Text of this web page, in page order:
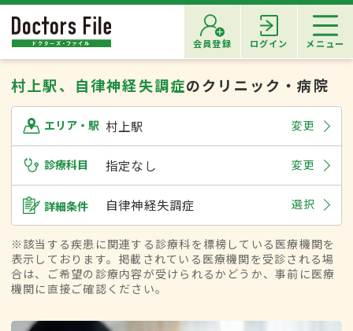
会員登録 ログイン メニュー
村上駅、自律神経失調症のクリニック・病院
エリア・駅 村上駅 変更
診療科目 指定なし 変更
詳細条件 自律神経失調症 選択
※該当する疾患に関連する診療科を標榜している医療機関を
表示しております。掲載されている医療機関を受診される場
合は、ご希望の診療内容が受けられるかどうか、事前に医療
機関に直接ご確認ください。